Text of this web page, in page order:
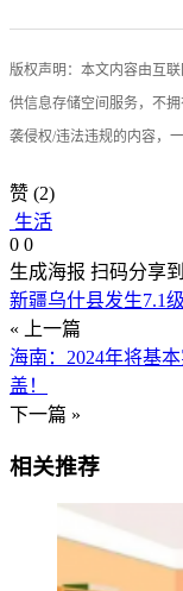
版权声明：本文内容由互
供信息存储空间服务，不
袭侵权/违法违规的内容，
赞 (2)
生活
0 0
生成海报 扫码分享
新疆乌什县发生7.1
« 上一篇
海南：2024年将基
盖！
下一篇 »
相关推荐